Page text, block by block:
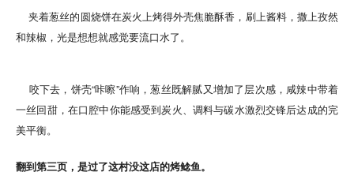
夹着葱丝的圆烧饼在炭火上烤得外壳焦脆酥香，刷上酱料，撒上孜然
和辣椒，光是想想就感觉要流口水了。
咬下去，饼壳“咔嚓”作响，葱丝既解腻又增加了层次感，咸辣中带着
一丝回甜，在口腔中你能感受到炭火、调料与碳水激烈交锋后达成的完
美平衡。
翻到第三页，是过了这村没这店的烤鲶鱼。